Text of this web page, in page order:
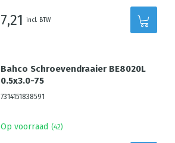
7,21 incl. BTW
Bahco Schroevendraaier BE8020L
0.5x3.0-75
7314151838591
Op voorraad (42)